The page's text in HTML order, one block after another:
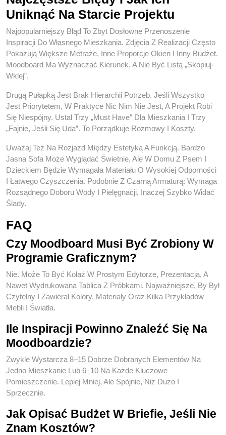
Uniknąć Na Starcie Projektu
Najpopularniejszy Błąd To Zbyt Dosłowne Przenoszenie
Inspiracji Do Własnego Mieszkania. Zdjęcia Z Realizacji Często
Pokazują Większe Metraże, Inne Proporcje Okien I Inny Budżet.
Moodboard Ma Wyznaczać Kierunek, A Nie Być Listą „skopiuj-
Wklej”.
Drugą Pułapką Jest Brak Hierarchii Potrzeb. Jeśli Wszystko
Jest Priorytetem, W Praktyce Nic Nim Nie Jest, A Projekt Robi
Się Niespójny. Ustal Trzy „must Have” Dla Mieszkania I Trzy
„fajnie, Jeśli Się Uda”. To Porządkuje Rozmowy I Koszty.
Uważaj Też Na Rozjazd Między Estetyką A Funkcją. Bardzo
Jasna Sofa Może Wyglądać Świetnie, Ale W Domu Z Psem I
Dzieckiem Będzie Wymagała Materiału O Wysokiej Odporności
I Łatwego Czyszczenia. Podobnie Z Czarną Armaturą: Wymaga
Rozsądnego Doboru Wody I Pielęgnacji, Inaczej Szybko Widać
Ślady.
FAQ
Czy Moodboard Musi Być Zrobiony W
Programie Graficznym?
Nie. Może To Być Kolaż W Prostym Edytorze, Prezentacja, A
Nawet Wydrukowana Tablica Z Próbkami. Najważniejsze, By Był
Czytelny I Zawierał Kolory, Materiały Oraz Kilka Przykładów
Mebli I Światła.
Ile Inspiracji Powinno Znaleźć Się Na
Moodboardzie?
Zwykle Wystarcza 8–15 Dobrze Dobranych Elementów Na
Jedno Mieszkanie Lub 6–10 Na Każde Kluczowe
Pomieszczenie. Lepiej Mniej, Ale Spójnie, Niż Dużo I
Sprzecznie.
Jak Opisać Budżet W Briefie, Jeśli Nie
Znam Kosztów?